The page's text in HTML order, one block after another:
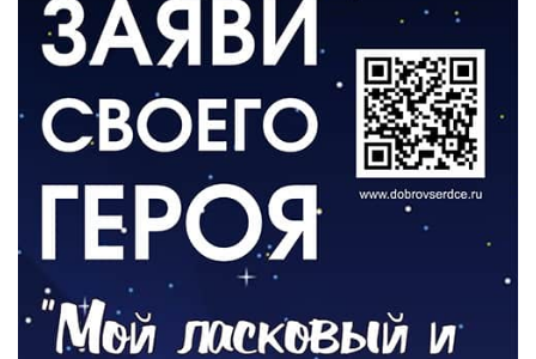
ВЛАСТЬ
День памяти и «Симфония народов»
06.08.2026
Новый настил на экотропе
05.08.2026